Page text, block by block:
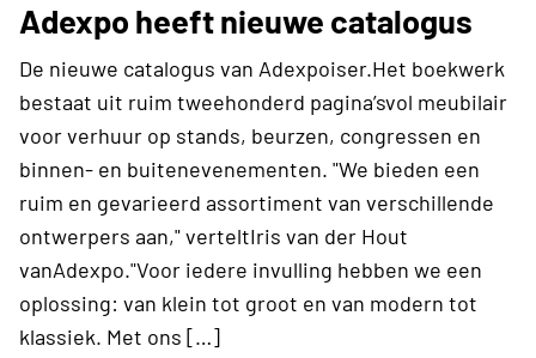
Adexpo heeft nieuwe catalogus
De nieuwe catalogus van Adexpoiser.Het boekwerk
bestaat uit ruim tweehonderd pagina’svol meubilair
voor verhuur op stands, beurzen, congressen en
binnen- en buitenevenementen. "We bieden een
ruim en gevarieerd assortiment van verschillende
ontwerpers aan," verteltIris van der Hout
vanAdexpo."Voor iedere invulling hebben we een
oplossing: van klein tot groot en van modern tot
klassiek. Met ons […]